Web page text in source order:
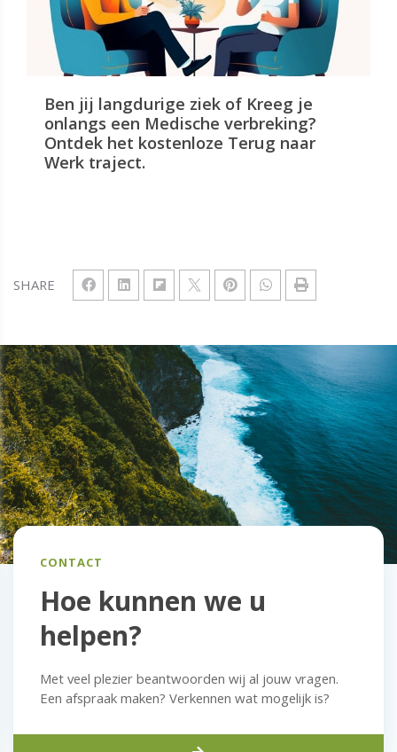
SHARE
Ben jij langdurige ziek of Kreeg je
onlangs een Medische verbreking?
Ontdek het kostenloze Terug naar
Werk traject.
CONTACT
Hoe kunnen we u
helpen?
Met veel plezier beantwoorden wij al jouw vragen.
Een afspraak maken? Verkennen wat mogelijk is?